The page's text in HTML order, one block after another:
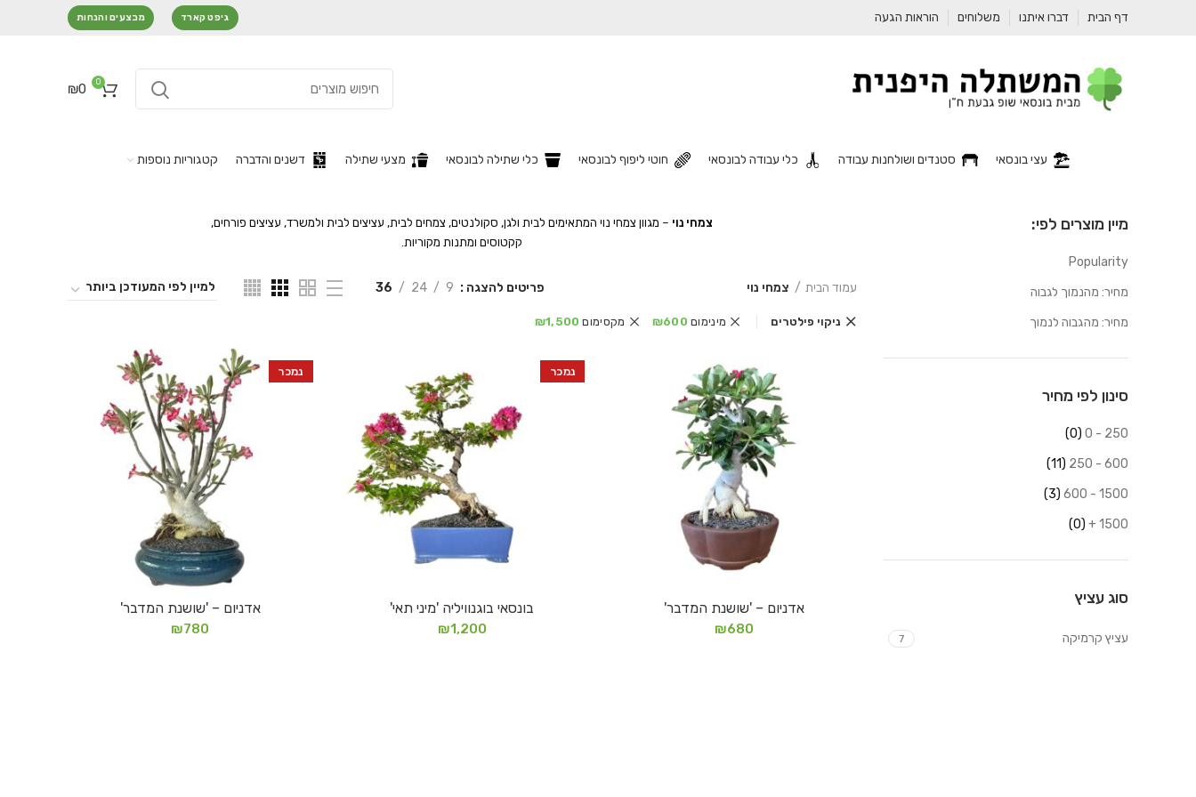
דף הבית דברו איתנו משלוחים הוראות הגעה גיפט קארד מבצעים והנחות
0
₪0
עצי בונסאי סטנדים ושולחנות עבודה כלי עבודה לבונסאי חוטי ליפוף לבונסאי כלי שתילה לבונסאי מצעי שתילה דשנים והדברה קטגוריות נוספות
מיין מוצרים לפי:
Popularity
מחיר: מהנמוך לגבוה
מחיר: מהגבוה לנמוך
סינון לפי מחיר
250 - 0
(0)
600 - 250
(11)
1500 - 600
(3)
1500 +
(0)
סוג עציץ
עציץ קרמיקה 7
צמחי נוי – מגוון צמחי נוי המתאימים לבית ולגן, סקולנטים, צמחים לבית, עציצים לבית ולמשרד, עציצים פורחים,
קקטוסים ומתנות מקוריות.
עמוד הבית צמחי נוי פריטים להצגה 9
24
36
ניקוי פילטרים מינימום ₪600 מקסימום ₪1,500
הוספה לסל
אדניום – 'שושנת המדבר'
₪680
נמכר
מידע נוסף
בונסאי בוגנוויליה 'מיני תאי'
₪1,200
נמכר
מידע נוסף
אדניום – 'שושנת המדבר'
₪780